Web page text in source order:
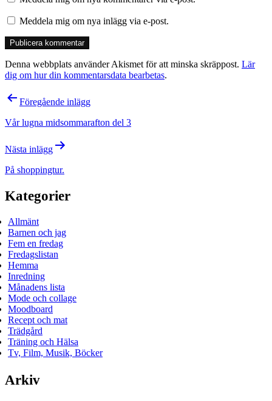
Meddela mig om nya inlägg via e-post.
Denna webbplats använder Akismet för att minska skräppost. Lär
dig om hur din kommentarsdata bearbetas.
Inläggsnavigering
Föregående inlägg
Vår lugna midsommarafton del 3
Nästa inlägg
På shoppingtur.
Kategorier
Allmänt
Barnen och jag
Fem en fredag
Fredagslistan
Hemma
Inredning
Månadens lista
Mode och collage
Moodboard
Recept och mat
Trädgård
Träning och Hälsa
Tv, Film, Musik, Böcker
Arkiv